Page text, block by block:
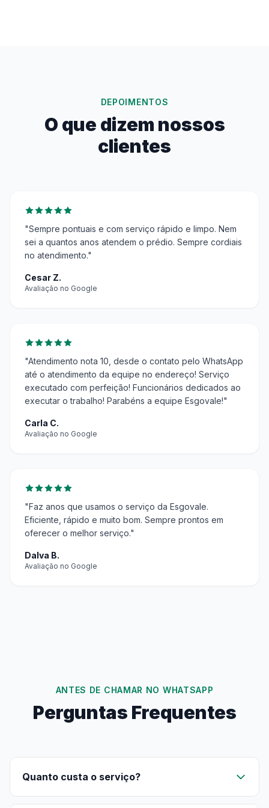
DEPOIMENTOS
O que dizem nossos
clientes
"Sempre pontuais e com serviço rápido e limpo. Nem
sei a quantos anos atendem o prédio. Sempre cordiais
no atendimento."
Cesar Z.
Avaliação no Google
"Atendimento nota 10, desde o contato pelo WhatsApp
até o atendimento da equipe no endereço! Serviço
executado com perfeição! Funcionários dedicados ao
executar o trabalho! Parabéns a equipe Esgovale!"
Carla C.
Avaliação no Google
"Faz anos que usamos o serviço da Esgovale.
Eficiente, rápido e muito bom. Sempre prontos em
oferecer o melhor serviço."
Dalva B.
Avaliação no Google
ANTES DE CHAMAR NO WHATSAPP
Perguntas Frequentes
Quanto custa o serviço?